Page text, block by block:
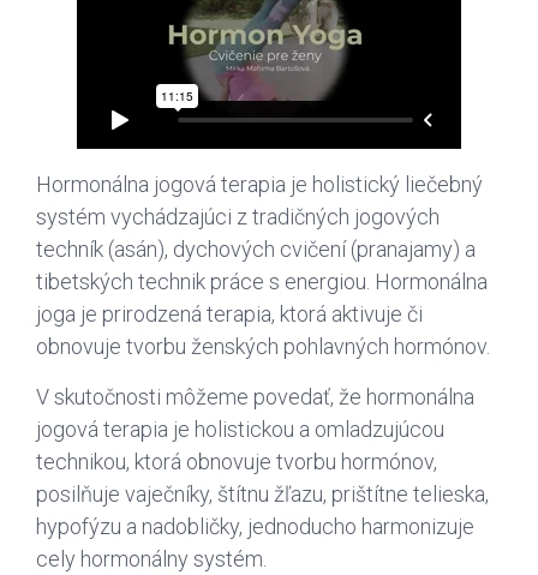
Hormonálna jogová terapia je holistický liečebný
systém vychádzajúci z tradičných jogových
techník (asán), dychových cvičení (pranajamy) a
tibetských technik práce s energiou. Hormonálna
joga je prirodzená terapia, ktorá aktivuje či
obnovuje tvorbu ženských pohlavných hormónov.
V skutočnosti môžeme povedať, že hormonálna
jogová terapia je holistickou a omladzujúcou
technikou, ktorá obnovuje tvorbu hormónov,
posilňuje vaječníky, štítnu žľazu, prištítne telieska,
hypofýzu a nadobličky, jednoducho harmonizuje
cely hormonálny systém.